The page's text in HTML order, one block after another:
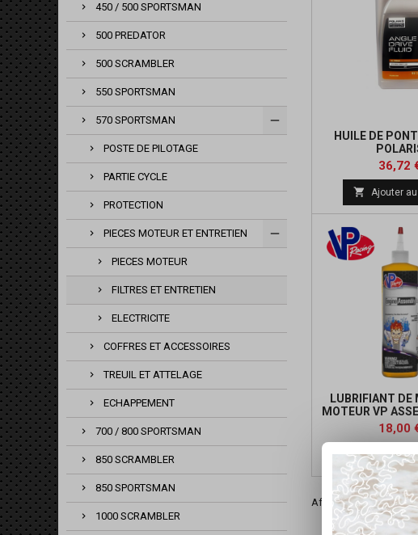
450 / 500 SPORTSMAN
500 PREDATOR
500 SCRAMBLER
550 SPORTSMAN
570 SPORTSMAN
POSTE DE PILOTAGE
PARTIE CYCLE
PROTECTION
PIECES MOTEUR ET ENTRETIEN
PIECES MOTEUR
FILTRES ET ENTRETIEN
ELECTRICITE
COFFRES ET ACCESSOIRES
TREUIL ET ATTELAGE
ECHAPPEMENT
700 / 800 SPORTSMAN
850 SCRAMBLER
850 SPORTSMAN
1000 SCRAMBLER
HUILE DE
Prix
36,72
 Ajouter
LUBRIFIANT DE
MOTEUR VP
(355
Prix
18,00
 Ajouter
Affichage 1-9 de 9